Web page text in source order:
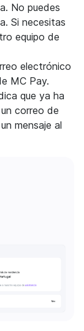
No puedes
Si necesitas
equipo de
electrónico
MC Pay.
que ya ha
correo de
mensaje al